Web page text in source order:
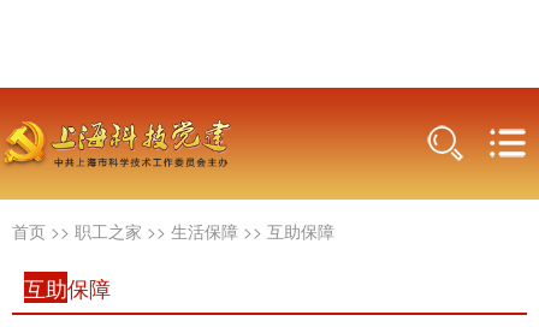
首页 >> 职工之家 >> 生活保障 >> 互助保障
互助保障